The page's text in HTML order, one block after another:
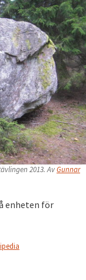
2013. AvGunnar
enheten för